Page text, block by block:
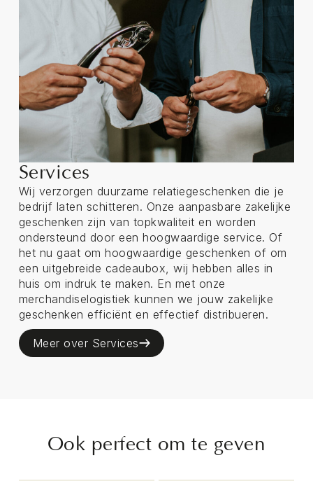
Services
Wij verzorgen duurzame relatiegeschenken die je
bedrijf laten schitteren. Onze aanpasbare zakelijke
geschenken zijn van topkwaliteit en worden
ondersteund door een hoogwaardige service. Of
het nu gaat om hoogwaardige geschenken of om
een uitgebreide cadeaubox, wij hebben alles in
huis om indruk te maken. En met onze
merchandiselogistiek kunnen we jouw zakelijke
geschenken efficiënt en effectief distribueren.
Meer over Services
Ook perfect om te geven